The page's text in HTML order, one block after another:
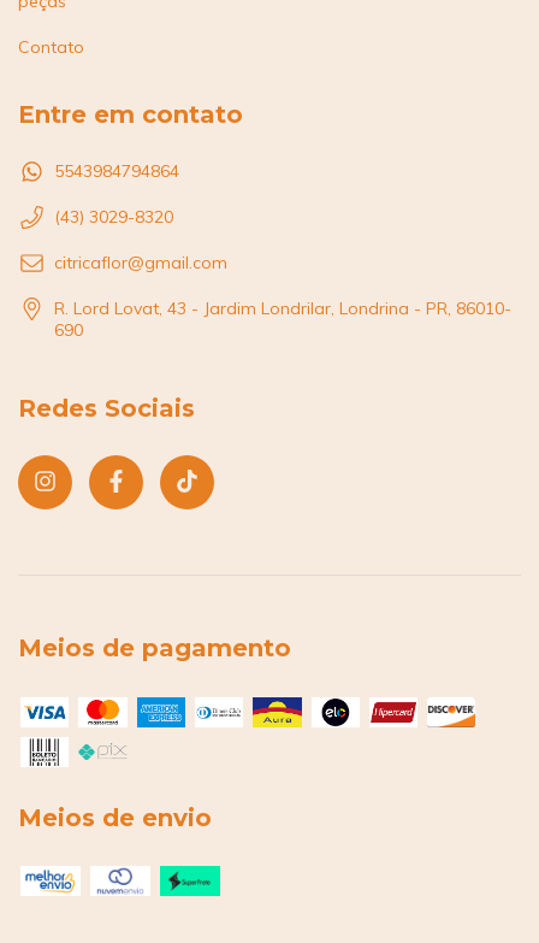
Contato
Entre em contato
5543984794864
(43) 3029-8320
citricaflor@gmail.com
R. Lord Lovat, 43 - Jardim Londrilar, Londrina - PR, 86010-
690
Redes Sociais
Meios de pagamento
Meios de envio